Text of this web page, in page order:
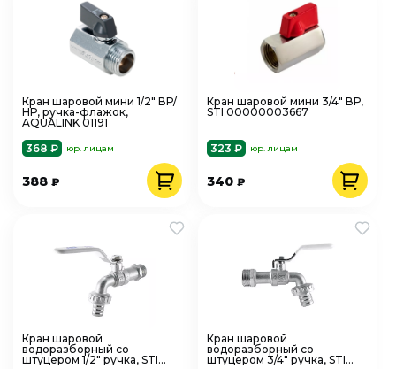
Кран шаровой мини 1/2" ВР/
НР, ручка-флажок,
AQUALINK 01191
368 ₽
юр. лицам
388 ₽
Кран шаровой мини 3/4" ВР,
STI 00000003667
323 ₽ юр. лицам
340₽
Кран шаровой
водоразборный со
штуцером 1/2" ручка, STI
Кран шаровой
водоразборный со
штуцером 3/4" ручка, STI